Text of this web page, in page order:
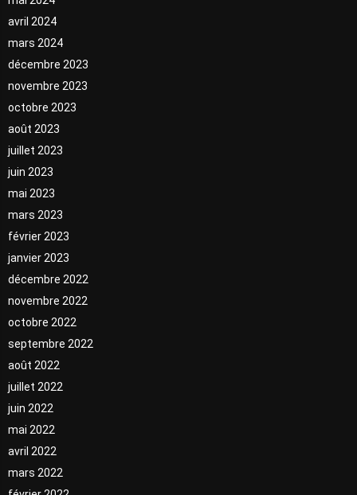
avril 2024
mars 2024
décembre 2023
novembre 2023
octobre 2023
août 2023
juillet 2023
juin 2023
mai 2023
mars 2023
février 2023
janvier 2023
décembre 2022
novembre 2022
octobre 2022
septembre 2022
août 2022
juillet 2022
juin 2022
mai 2022
avril 2022
mars 2022